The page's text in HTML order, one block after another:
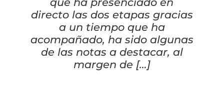
Segunda mano
Suspensión
Bombas
Guantes
Calcetines
directo las dos etapas gracias
a un tiempo que ha
acompañado, ha sido algunas
de las notas a destacar, al
margen de […]